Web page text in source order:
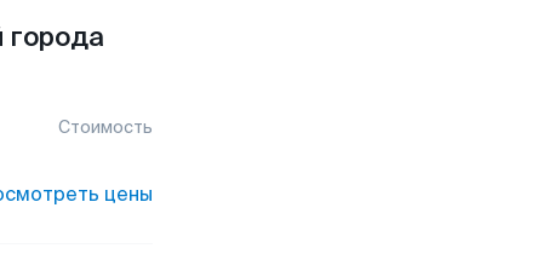
Стоимость
цены